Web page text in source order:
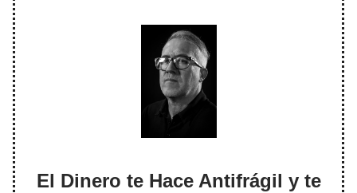
El Dinero te Hace Antifrágil y te